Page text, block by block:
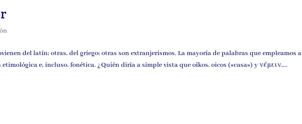
del latín; otras, del griego; otras son extranjerismos. La mayoría de palabras que empleamos a
e, incluso, fonética. ¿Quién diría a simple vista que oîkos, oicos («casa») y νέμειν,...